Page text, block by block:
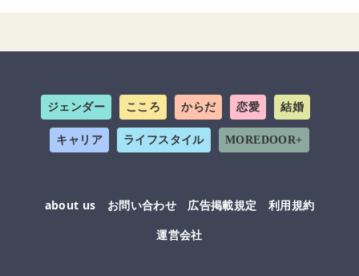
ジェンダー こころ からだ 恋愛 結婚
キャリア ライフスタイル MOREDOOR+
about us お問い合わせ 広告掲載規定
利用規約
運営会社